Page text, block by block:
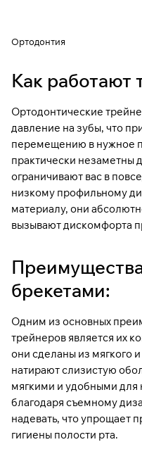
Ортодонтия
Как работают
Ортодонтические
давление на зубы, что
перемещению в нужное
практически незаметны
ограничивают вас в
низкому профильному
материалу, они
вызывают дискомфорта
брекетами:
Одним из основных
трейнеров является их
они сделаны из мягкого
натирают слизистую
мягкими и удобными
благодаря съемному
надевать, что упрощает
гигиены полости рта.